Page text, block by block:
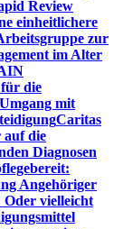
Review
einheitlichere
zur
im Alter
die
mit
Caritas
auf die
Diagnosen
Angehöriger
vielleicht